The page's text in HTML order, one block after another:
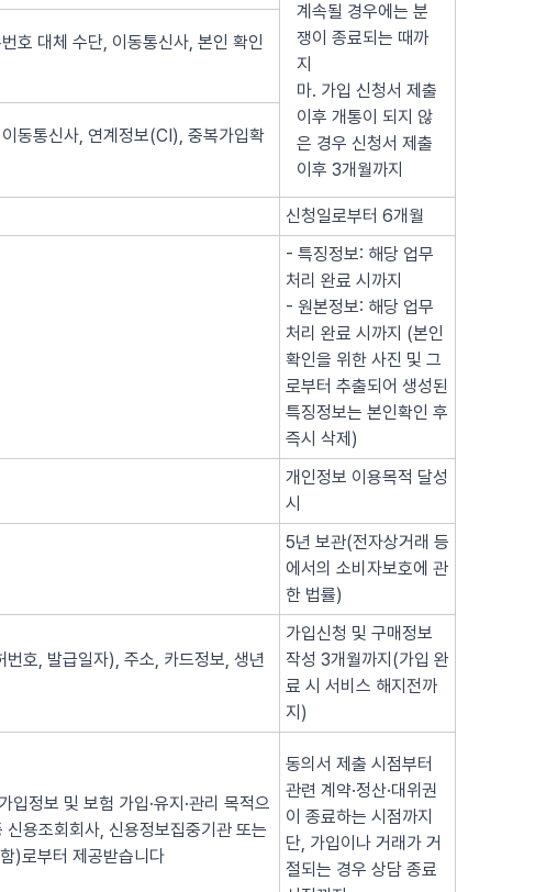
계속될 경우에는 분
쟁이 종료되는 때까
지
마. 가입 신청서 제출
이후 개통이 되지 않
은 경우 신청서 제출
이후 3개월까지
호 대체 수단, 이동통신사, 본인 확인
동통신사, 연계정보(CI), 중복가입확
신청일로부터 6개월
- 특징정보: 해당 업무
처리 완료 시까지
- 원본정보: 해당 업무
처리 완료 시까지 (본인
확인을 위한 사진 및 그
로부터 추출되어 생성된
특징정보는 본인확인 후
즉시 삭제)
개인정보 이용목적 달성
시
5년 보관(전자상거래 등
에서의 소비자보호에 관
한 법률)
호, 발급일자), 주소, 카드정보, 생년
가입신청 및 구매정보
작성 3개월까지(가입 완
료 시 서비스 해지전까
지)
정보 및 보험 가입·유지·관리 목적으
용조회회사, 신용정보집중기관 또는
)로부터 제공받습니다
동의서 제출 시점부터
관련 계약·정산·대위권
이 종료하는 시점까지
단, 가입이나 거래가 거
절되는 경우 상담 종료